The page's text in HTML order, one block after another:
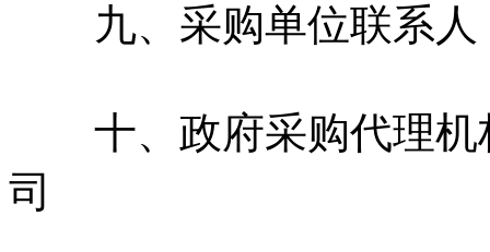
九、采购单位联系人
十、政府采购代理机
司